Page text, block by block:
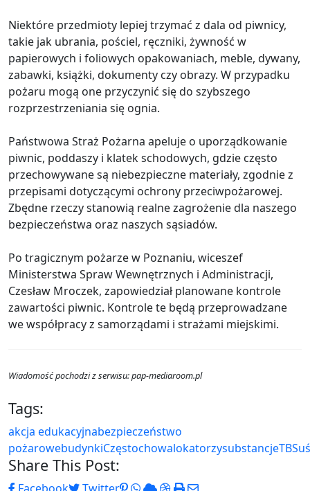
Niektóre przedmioty lepiej trzymać z dala od piwnicy,
takie jak ubrania, pościel, ręczniki, żywność w
papierowych i foliowych opakowaniach, meble, dywany,
zabawki, książki, dokumenty czy obrazy. W przypadku
pożaru mogą one przyczynić się do szybszego
rozprzestrzeniania się ognia.
Państwowa Straż Pożarna apeluje o uporządkowanie
piwnic, poddaszy i klatek schodowych, gdzie często
przechowywane są niebezpieczne materiały, zgodnie z
przepisami dotyczącymi ochrony przeciwpożarowej.
Zbędne rzeczy stanowią realne zagrożenie dla naszego
bezpieczeństwa oraz naszych sąsiadów.
Po tragicznym pożarze w Poznaniu, wiceszef
Ministerstwa Spraw Wewnętrznych i Administracji,
Czesław Mroczek, zapowiedział planowane kontrole
zawartości piwnic. Kontrole te będą przeprowadzane
we współpracy z samorządami i strażami miejskimi.
Wiadomość pochodzi z serwisu: pap-mediaroom.pl
Tags:
akcja edukacyjnabezpieczeństwo
pożarowebudynkiCzęstochowalokatorzysubstancjeTBS
Share This Post:
Pinterest
Whatsapp
CloudStumbleUpon
PrintShare